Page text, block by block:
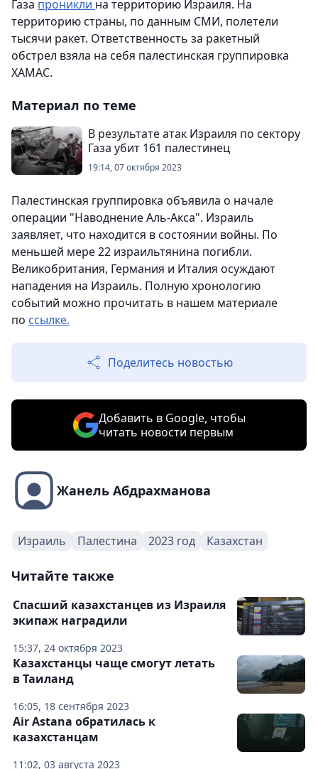
Газа проникли на территорию Израиля. На
территорию страны, по данным СМИ, полетели
тысячи ракет. Ответственность за ракетный
обстрел взяла на себя палестинская группировка
ХАМАС.
Материал по теме
В результате атак Израиля по сектору
Газа убит 161 палестинец
19:14, 07 октября 2023
Палестинская группировка объявила о начале
операции "Наводнение Аль-Акса". Израиль
заявляет, что находится в состоянии войны. По
меньшей мере 22 израильтянина погибли.
Великобритания, Германия и Италия осуждают
нападения на Израиль. Полную хронологию
событий можно прочитать в нашем материале
по ссылке.
Поделитесь новостью
Добавить в Google, чтобы
читать новости первым
Жанель Абдрахманова
Израиль Палестина 2023 год Казахстан
Читайте также
15:37, 24 октября 2023
Спасший казахстанцев из Израиля
экипаж наградили
16:05, 18 сентября 2023
Казахстанцы чаще смогут летать
в Таиланд
11:02, 03 августа 2023
Air Astana обратилась к
казахстанцам